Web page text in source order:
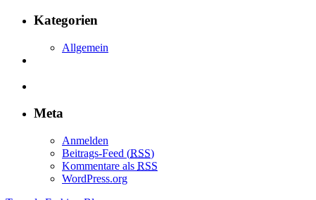
Kategorien
Allgemein
Meta
Anmelden
Beitrags-Feed (RSS)
Kommentare als RSS
WordPress.org